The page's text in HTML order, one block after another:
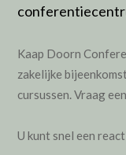
Kaap Doorn
zakelijke
cursussen.Vraag
U kunt snel een